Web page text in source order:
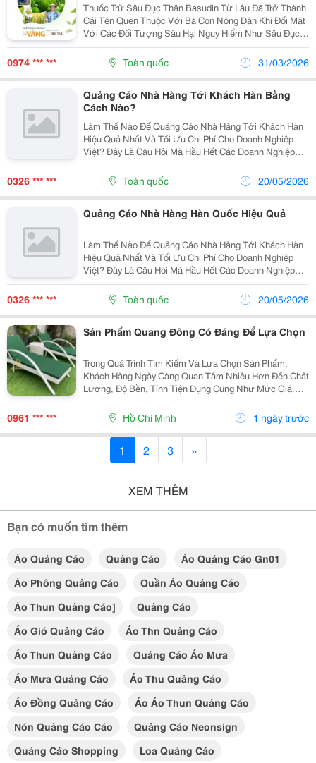
Thuốc Trừ Sâu Đục Thân Basudin Từ Lâu Đã Trở Thành
Cái Tên Quen Thuộc Với Bà Con Nông Dân Khi Đối Mặt
Với Các Đối Tượng Sâu Hại Nguy Hiểm Như Sâu Đục
Thân, Sâu Đất, Bọ Hà, Tuyến Trùng Hay Mối Kiến Phá
Hoại Rễ. Không Ồn Ào Quảng Cáo, Không Cần Phô...
0974 *** *** Toàn quốc 31/03/2026
Quảng Cáo Nhà Hàng Tới Khách Hàn Bằng
Cách Nào?
Làm Thế Nào Để Quảng Cáo Nhà Hàng Tới Khách Hàn
Hiệu Quả Nhất Và Tối Ưu Chi Phí Cho Doanh Nghiệp
Việt? Đây Là Câu Hỏi Mà Hầu Hết Các Doanh Nghiệp
Đều Hỏi Khi Tiếp Cận Tệp Khách Hàng Này. Trong Bài
Viết Này, Refreshweb Sẽ Mách Bạn 3 Cách Quảng Cáo
0326 *** *** Toàn quốc 20/05/2026
Quảng Cáo Nhà Hàng Hàn Quốc Hiệu Quả
Làm Thế Nào Để Quảng Cáo Nhà Hàng Tới Khách Hàn
Hiệu Quả Nhất Và Tối Ưu Chi Phí Cho Doanh Nghiệp
Việt? Đây Là Câu Hỏi Mà Hầu Hết Các Doanh Nghiệp
Đều Hỏi Khi Tiếp Cận Tệp Khách Hàng Này. Trong Bài
Viết Này, Refreshweb Sẽ Mách Bạn 3 Cách Quảng Cáo
0326 *** *** Toàn quốc 20/05/2026
Sản Phẩm Quang Đông Có Đáng Để Lựa Chọn
Trong Quá Trình Tìm Kiếm Và Lựa Chọn Sản Phẩm,
Khách Hàng Ngày Càng Quan Tâm Nhiều Hơn Đến Chất
Lượng, Độ Bền, Tính Tiện Dụng Cũng Như Mức Giá.
Thay Vì Chỉ Dựa Vào Quảng Cáo Hoặc Thông Tin Từ
Người Bán, Nhiều Người Có Xu Hướng Tìm Hiểu Thêm
Thông Tin...
0961 *** *** Hồ Chí Minh 1 ngày trước
1 2 3 »
XEM THÊM
Bạn có muốn tìm thêm
Áo Quảng Cáo Quảng Cáo
Áo Quảng Cáo Gn01
Áo Phông Quảng Cáo
Quần Áo Quảng Cáo
Áo Thun Quảng Cáo]
Quảng Cáo
Áo Gió Quảng Cáo
Áo Thn Quảng Cáo
Áo Thun Quảng Cáo
Quảng Cáo Áo Mưa
Áo Mưa Quảng Cáo
Áo Thu Quảng Cáo
Áo Đồng Quảng Cáo
Áo Áo Thun Quảng Cáo
Nón Quảng Cáo Cáo
Quảng Cáo Neonsign
Quảng Cáo Shopping
Loa Quảng Cáo